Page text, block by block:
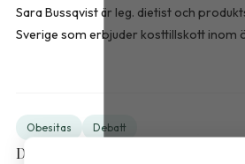
Sara Bussqvist är leg. dietist och
Sverige som erbjuder kosttillskott inom
Obesitas Debatt
Dela artikeln